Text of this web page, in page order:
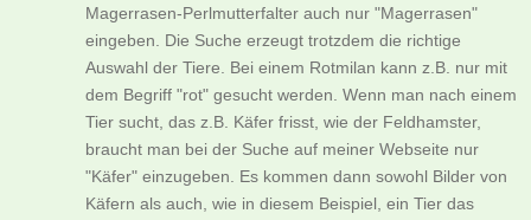
Magerrasen-Perlmutterfalter auch nur "Magerrasen"
eingeben. Die Suche erzeugt trotzdem die richtige
Auswahl der Tiere. Bei einem Rotmilan kann z.B. nur mit
dem Begriff "rot" gesucht werden. Wenn man nach einem
Tier sucht, das z.B. Käfer frisst, wie der Feldhamster,
braucht man bei der Suche auf meiner Webseite nur
"Käfer" einzugeben. Es kommen dann sowohl Bilder von
Käfern als auch, wie in diesem Beispiel, ein Tier das